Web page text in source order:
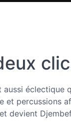
éclectique
et percussions
devient